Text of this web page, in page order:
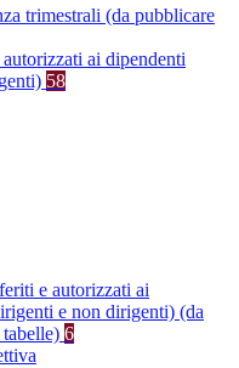
trimestrali (da pubblicare
ai dipendenti
58
e autorizzati ai
e non dirigenti) (da
6